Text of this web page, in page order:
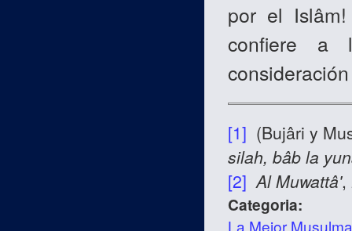
por el
confiere a
[1] (Bujâri y
silah, bâb la
[2] Al Muwattâ',
Categoria:
La Mejor